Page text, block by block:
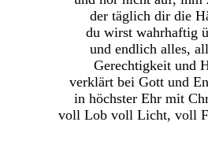
der täglich dir die
du wirst wahrhaftig
und endlich alles,
Gerechtigkeit und
verklärt bei Gott und
in höchster Ehr mit
voll Lob voll Licht, voll